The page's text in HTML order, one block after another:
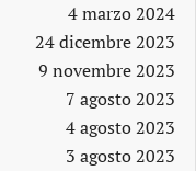
4 marzo 2024
24 dicembre 2023
9 novembre 2023
7 agosto 2023
4 agosto 2023
3 agosto 2023